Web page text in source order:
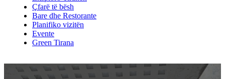
Çfarë të bësh
Bare dhe Restorante
Planifiko vizitën
Evente
Green Tirana